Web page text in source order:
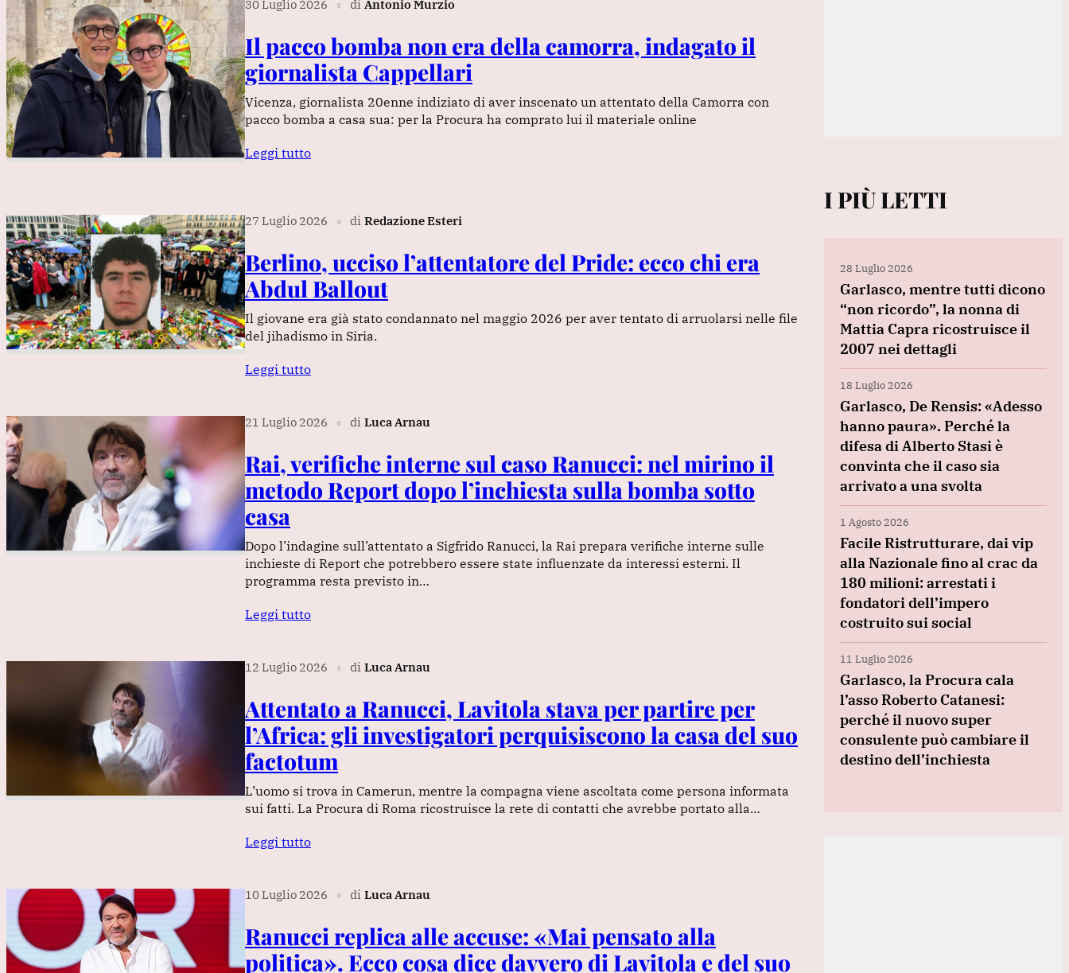
30 Luglio 2026 ∎ di Antonio Murzio
Il pacco bomba non era della camorra, indagato il
giornalista Cappellari
Vicenza, giornalista 20enne indiziato di aver inscenato un attentato della Camorra con
pacco bomba a casa sua: per la Procura ha comprato lui il materiale online
Leggi tutto
27 Luglio 2026 ∎ di Redazione Esteri
Berlino, ucciso l’attentatore del Pride: ecco chi era
Abdul Ballout
Il giovane era già stato condannato nel maggio 2026 per aver tentato di arruolarsi nelle file
del jihadismo in Siria.
Leggi tutto
21 Luglio 2026 ∎ di Luca Arnau
Rai, verifiche interne sul caso Ranucci: nel mirino il
metodo Report dopo l’inchiesta sulla bomba sotto
casa
Dopo l’indagine sull’attentato a Sigfrido Ranucci, la Rai prepara verifiche interne sulle
inchieste di Report che potrebbero essere state influenzate da interessi esterni. Il
programma resta previsto in…
Leggi tutto
12 Luglio 2026 ∎ di Luca Arnau
Attentato a Ranucci, Lavitola stava per partire per
l’Africa: gli investigatori perquisiscono la casa del suo
factotum
L’uomo si trova in Camerun, mentre la compagna viene ascoltata come persona informata
sui fatti. La Procura di Roma ricostruisce la rete di contatti che avrebbe portato alla…
Leggi tutto
10 Luglio 2026 ∎ di Luca Arnau
Ranucci replica alle accuse: «Mai pensato alla
politica». Ecco cosa dice davvero di Lavitola e del suo
I PIÙ LETTI
28 Luglio 2026
Garlasco, mentre tutti dicono
“non ricordo”, la nonna di
Mattia Capra ricostruisce il
2007 nei dettagli
18 Luglio 2026
Garlasco, De Rensis: «Adesso
hanno paura». Perché la
difesa di Alberto Stasi è
convinta che il caso sia
arrivato a una svolta
1 Agosto 2026
Facile Ristrutturare, dai vip
alla Nazionale fino al crac da
180 milioni: arrestati i
fondatori dell’impero
costruito sui social
11 Luglio 2026
Garlasco, la Procura cala
l’asso Roberto Catanesi:
perché il nuovo super
consulente può cambiare il
destino dell’inchiesta